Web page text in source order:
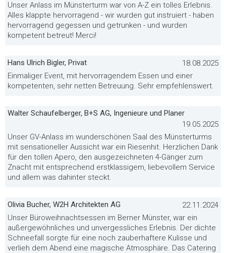
Unser Anlass im Münsterturm war von A-Z ein tolles Erlebnis.
Alles klappte hervorragend - wir wurden gut instruiert - haben
hervorragend gegessen und getrunken - und wurden
kompetent betreut! Merci!
Hans Ulrich Bigler, Privat
18.08.2025
Einmaliger Event, mit hervorragendem Essen und einer
kompetenten, sehr netten Betreuung. Sehr empfehlenswert.
Walter Schaufelberger, B+S AG, Ingenieure und Planer
19.05.2025
Unser GV-Anlass im wunderschönen Saal des Münsterturms
mit sensationeller Aussicht war ein Riesenhit. Herzlichen Dank
für den tollen Apero, den ausgezeichneten 4-Gänger zum
Znacht mit entsprechend erstklassigem, liebevollem Service
und allem was dahinter steckt.
Olivia Bucher, W2H Architekten AG
22.11.2024
Unser Büroweihnachtsessen im Berner Münster, war ein
außergewöhnliches und unvergessliches Erlebnis. Der dichte
Schneefall sorgte für eine noch zauberhaftere Kulisse und
verlieh dem Abend eine magische Atmosphäre. Das Catering